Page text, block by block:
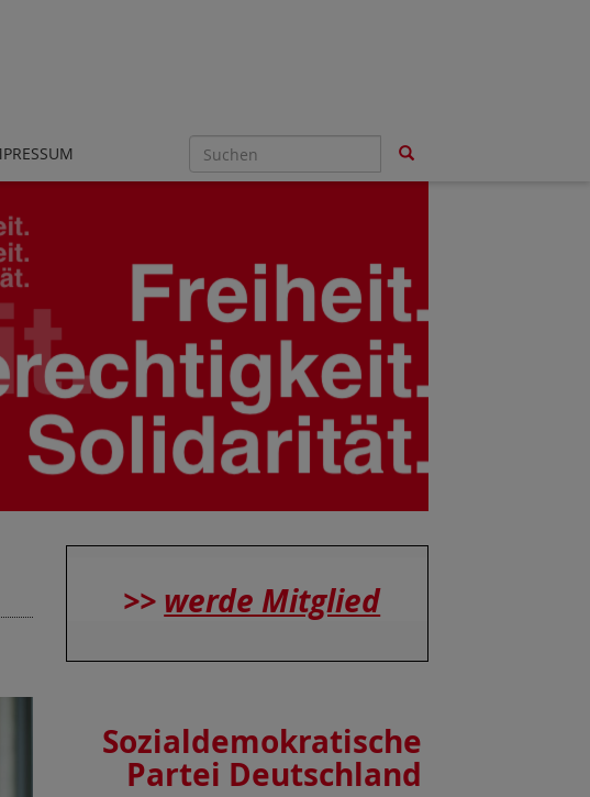
>> werde Mitglied
Sozialdemokratische
Partei Deutschland